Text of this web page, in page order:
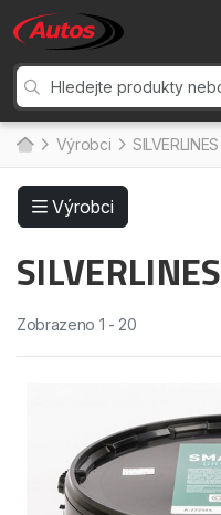
Výrobci SILVERLINES
Výrobci
SILVERLINES
Zobrazeno 1 - 20